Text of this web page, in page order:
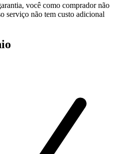
você como comprador não
serviço não tem custo adicional